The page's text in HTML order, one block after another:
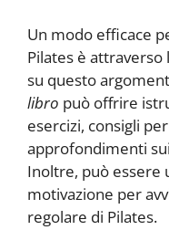
Un modo efficace
Pilates è
su questo
libro può offrire
esercizi, consigli
approfondimenti
Inoltre, può essere
motivazione per
regolare di Pilates.